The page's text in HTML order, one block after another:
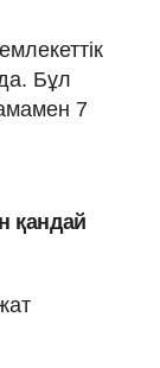
Бұл
7
қандай